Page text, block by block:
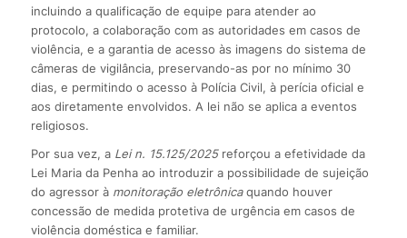
incluindo a qualificação de equipe para atender ao
protocolo, a colaboração com as autoridades em casos de
violência, e a garantia de acesso às imagens do sistema de
câmeras de vigilância, preservando-as por no mínimo 30
dias, e permitindo o acesso à Polícia Civil, à perícia oficial e
aos diretamente envolvidos. A lei não se aplica a eventos
religiosos.
Por sua vez, a Lei n. 15.125/2025 reforçou a efetividade da
Lei Maria da Penha ao introduzir a possibilidade de sujeição
do agressor à monitoração eletrônicaquando houver
concessão de medida protetiva de urgência em casos de
violência doméstica e familiar.